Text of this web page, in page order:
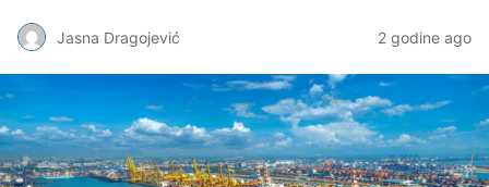
Jasna Dragojević 2 godine ago